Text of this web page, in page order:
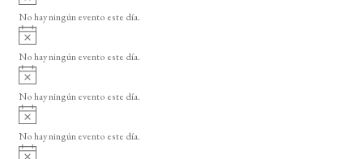
o
v
i
o
No hay ningún evento este día.
A
v
i
o
No hay ningún evento este día.
A
v
i
o
No hay ningún evento este día.
A
v
i
No hay ningún evento este día.
A